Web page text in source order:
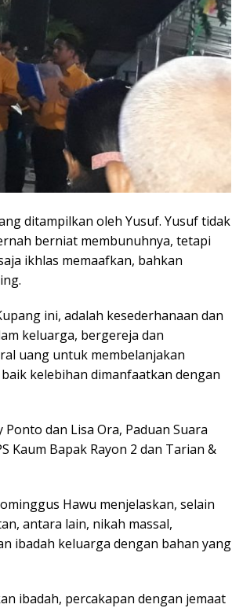
ditampilkan oleh Yusuf. Yusuf tidak
berniat membunuhnya, tetapi
ikhlas memaafkan, bahkan
ini, adalah kesederhanaan dan
keluarga, bergereja dan
uang untuk membelanjakan
kelebihan dimanfaatkan dengan
dan Lisa Ora, Paduan Suara
Kaum Bapak Rayon 2 dan Tarian &
Hawu menjelaskan, selain
antara lain, nikah massal,
ibadah keluarga dengan bahan yang
ibadah, percakapan dengan jemaat